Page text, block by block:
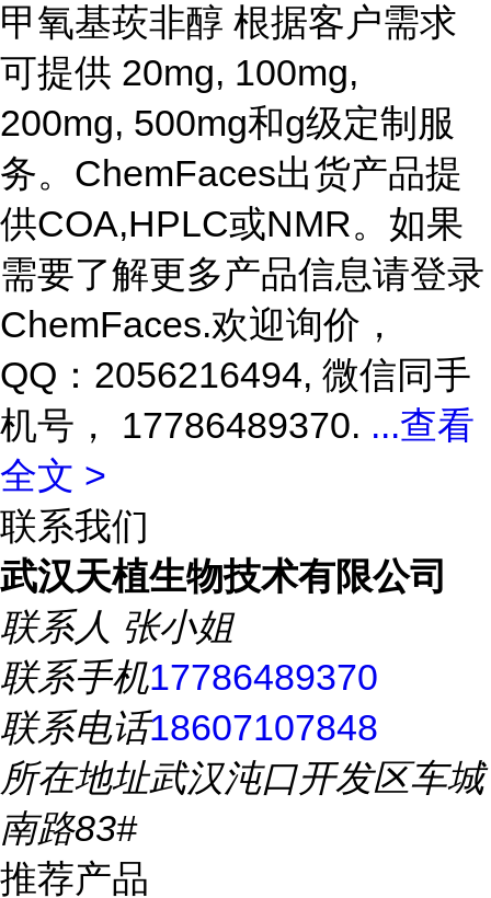
甲氧基莰非醇 根据客户需求
可提供 20mg, 100mg,
200mg, 500mg和g级定制服
务。ChemFaces出货产品提
供COA,HPLC或NMR。如果
需要了解更多产品信息请登录
ChemFaces.欢迎询价，
QQ：2056216494, 微信同手
机号， 17786489370. ...查看
全文 >
联系我们
武汉天植生物技术有限公司
联系人 张小姐
联系手机17786489370
联系电话18607107848
所在地址武汉沌口开发区车城
南路83#
推荐产品